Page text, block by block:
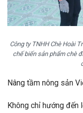
Công ty TNHH Chè Hoài
chế biến sản phẩm chè
Nâng tầm nông sản
Không chỉ hướng đến